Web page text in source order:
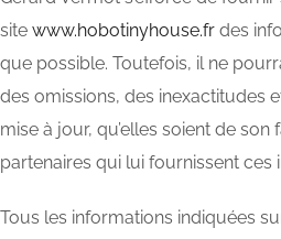
site www.hobotinyhouse.fr des
que possible. Toutefois, il ne
des omissions, des inexactitudes
mise à jour, qu’elles soient de
partenaires qui lui fournissent ces
Tous les informations indiquées